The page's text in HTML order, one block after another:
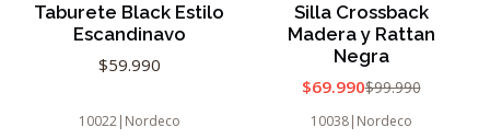
Taburete Black Estilo
Escandinavo
$59.990
Silla Crossback
Madera y Rattan
Negra
$69.990$99.990
10022| Nordeco 10038| Nordeco